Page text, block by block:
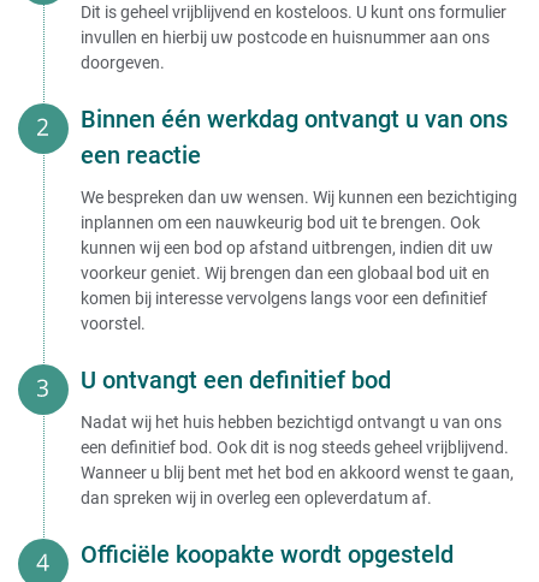
Dit is geheel vrijblijvend en kosteloos. U kunt ons formulier
invullen en hierbij uw postcode en huisnummer aan ons
doorgeven.
Binnen één werkdag ontvangt u van ons
een reactie
We bespreken dan uw wensen. Wij kunnen een bezichtiging
inplannen om een nauwkeurig bod uit te brengen. Ook
kunnen wij een bod op afstand uitbrengen, indien dit uw
voorkeur geniet. Wij brengen dan een globaal bod uit en
komen bij interesse vervolgens langs voor een definitief
voorstel.
U ontvangt een definitief bod
Nadat wij het huis hebben bezichtigd ontvangt u van ons
een definitief bod. Ook dit is nog steeds geheel vrijblijvend.
Wanneer u blij bent met het bod en akkoord wenst te gaan,
dan spreken wij in overleg een opleverdatum af.
Officiële koopakte wordt opgesteld